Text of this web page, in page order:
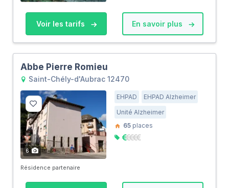
Voir les tarifs En savoir plus
Abbe Pierre Romieu
Saint-Chély-d'Aubrac 12470
6
EHPAD
EHPAD Alzheimer
Unité Alzheimer
65 places
Résidence partenaire